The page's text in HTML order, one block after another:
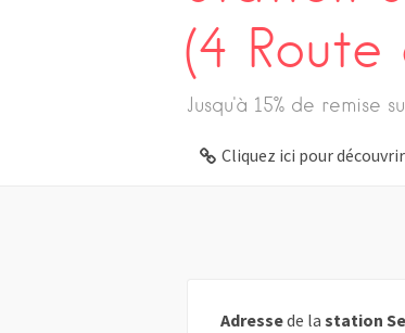
(4 Route
Jusqu'à 15% de remise
Cliquez ici pour
Adressede la station